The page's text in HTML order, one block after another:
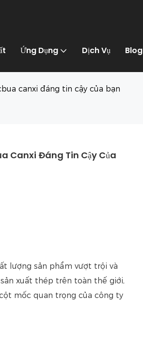
Ứng Dụng Dịch Vụ Blog
canxi đáng tin cậy của bạn
Canxi Đáng Tin Cậy Của
lượng sản phẩm vượt trội và
xuất thép trên toàn thế giới,
mốc quan trọng của công ty